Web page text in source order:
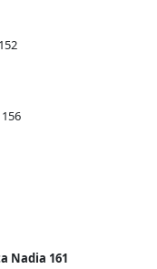
Nadia 161